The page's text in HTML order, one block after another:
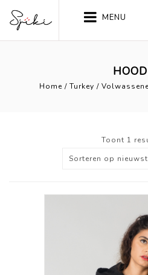
MENU
Home / Turkey /
Toont 1
Sorteren op